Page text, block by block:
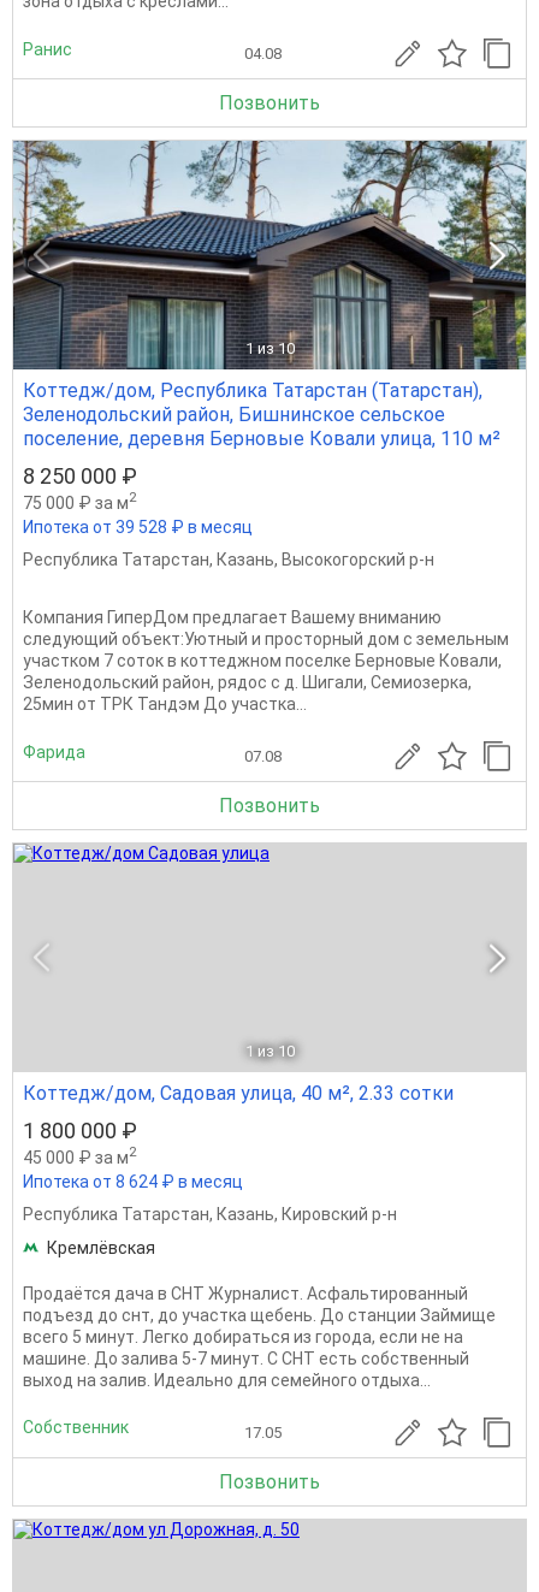
Ранис 04.08
Позвонить
1 из 10
Коттедж/дом, Республика Татарстан (Татарстан),
Зеленодольский район, Бишнинское сельское
поселение, деревня Берновые Ковали улица, 110 м²
8 250 000 ₽
75 000 ₽ за м2
Ипотека от 39 528 ₽ в месяц
Республика Татарстан, Казань, Высокогорский р-н
Компания ГиперДом предлагает Вашему вниманию
следующий объект:Уютный и просторный дом с земельным
участком 7 соток в коттеджном поселке Берновые Ковали,
Зеленодольский район, рядос с д. Шигали, Семиозерка,
25мин от ТРК Тандэм До участка...
Фарида 07.08
Позвонить
1 из 10
Коттедж/дом, Садовая улица, 40 м², 2.33 сотки
1 800 000 ₽
45 000 ₽ за м2
Ипотека от 8 624 ₽ в месяц
Республика Татарстан, Казань, Кировский р-н
Кремлёвская
Продаётся дача в СНТ Журналист. Асфальтированный
подъезд до снт, до участка щебень. До станции Займище
всего 5 минут. Легко добираться из города, если не на
машине. До залива 5-7 минут. С СНТ есть собственный
выход на залив. Идеально для семейного отдыха...
Собственник 17.05
Позвонить